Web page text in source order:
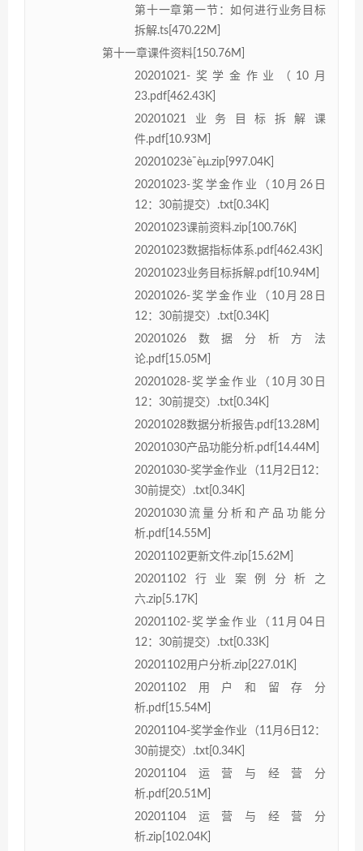
第十一章第一节：如何进行业务目标
拆解.ts[470.22M]
第十一章课件资料[150.76M]
20201021-奖学金作业（10月
23.pdf[462.43K]
20201021业务目标拆解课
件.pdf[10.93M]
20201023èˉèμ.zip[997.04K]
20201023-奖学金作业（10月26日
12：30前提交）.txt[0.34K]
20201023课前资料.zip[100.76K]
20201023数据指标体系.pdf[462.43K]
20201023业务目标拆解.pdf[10.94M]
20201026-奖学金作业（10月28日
12：30前提交）.txt[0.34K]
20201026数据分析方法
论.pdf[15.05M]
20201028-奖学金作业（10月30日
12：30前提交）.txt[0.34K]
20201028数据分析报告.pdf[13.28M]
20201030产品功能分析.pdf[14.44M]
20201030-奖学金作业（11月2日12：
30前提交）.txt[0.34K]
20201030流量分析和产品功能分
析.pdf[14.55M]
20201102更新文件.zip[15.62M]
20201102行业案例分析之
六.zip[5.17K]
20201102-奖学金作业（11月04日
12：30前提交）.txt[0.33K]
20201102用户分析.zip[227.01K]
20201102用户和留存分
析.pdf[15.54M]
20201104-奖学金作业（11月6日12：
30前提交）.txt[0.34K]
20201104运营与经营分
析.pdf[20.51M]
20201104运营与经营分
析.zip[102.04K]